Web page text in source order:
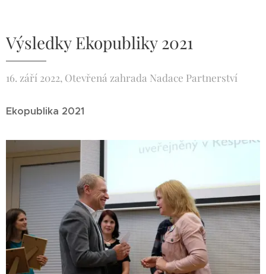
Výsledky Ekopubliky 2021
16. září 2022, Otevřená zahrada Nadace Partnerství
Ekopublika 2021